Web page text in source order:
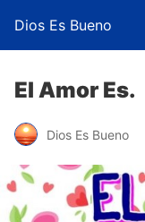
Dios Es Bueno
El Amor Es.
Dios Es Bueno